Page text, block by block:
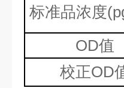
标准品浓度(p
OD值
校正OD